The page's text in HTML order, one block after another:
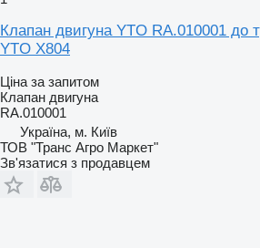
Клапан двигуна YTO RA.010001 до
YTO X804
Ціна за запитом
Клапан двигуна
RA.010001
Україна, м. Київ
ТОВ "Транс Агро Маркет"
Зв'язатися з продавцем